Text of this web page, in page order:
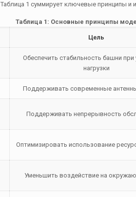
1 суммирует ключевые принципы и
Таблица 1: Основные принципы
Цель
Обеспечить стабильность башни при
нагрузки
Поддерживать современные
Поддерживать непрерывность
Оптимизировать использование
Уменьшить воздействие на